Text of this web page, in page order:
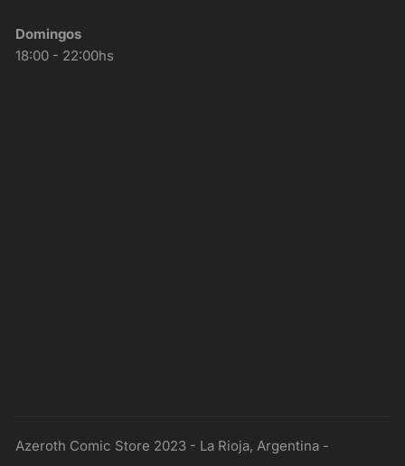
Domingos
18:00 - 22:00hs
Azeroth Comic Store 2023 - La Rioja, Argentina -